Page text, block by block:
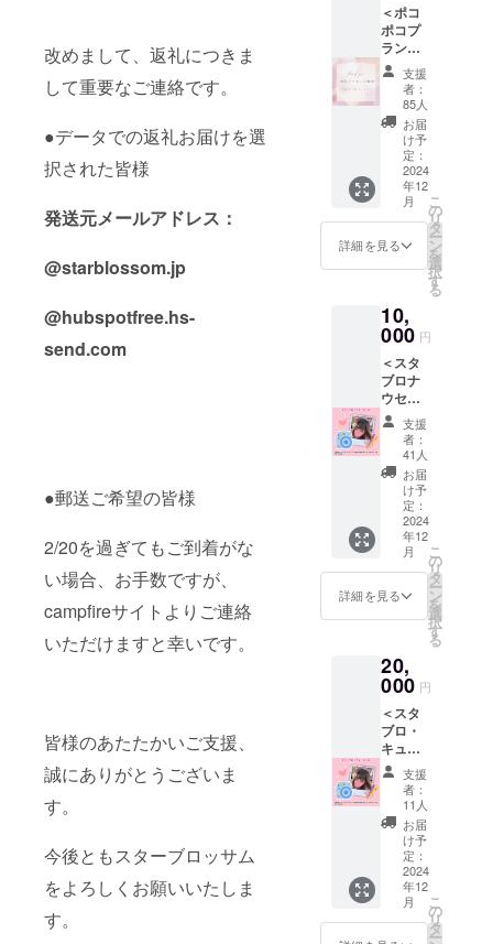
改めまして、返礼につきま
して重要なご連絡です。
●データでの返礼お届けを選
択された皆様
発送元メールアドレス：
@starblossom.jp
@hubspotfree.hs-
send.com
●郵送ご希望の皆様
2/20を過ぎてもご到着がな
い場合、お手数ですが、
campfireサイトよりご連絡
いただけますと幸いです。
皆様のあたたかいご支援、
誠にありがとうございま
す。
今後ともスターブロッサム
をよろしくお願いいたしま
す。
ん。発達障
害当事者が
オープンす
るメイド喫
茶という空
間を提供し
ておりま
す。
発達障害が
ある女性が
きづらさ”を
感じながら
も、ライフ
スタイルや
キャリアの
変化に左右
されずに
チャレンジ
できるよう
体制を整え
ておりま
す。キャス
限も設けて
おりませ
自分を信じ
て何歳でも
「挑戦した
い気持ち」
を大切に
し、諦める
ことなく働
きながら自
己実現がで
＜ポコ
ポコプ
ラン＞
①代
表・副
代表か
らのお
礼メッ
セージ
動画
※SNSア
カウン
トがあ
る方は
【必ず
備考欄
ウント
名】を
書いて
くださ
い。 ※
返礼品
で不要
なもの
がある
場合は
ご連絡
くださ
いま
せ。 な
お、上
記返礼
品でご
プショ
ン欄に
て、
データ
もしく
は郵送
のメ
ニュー
をお選
びくだ
さいま
せ。 ※
ご紹介
させて
いただ
いてお
支援
者：
85人
お届
け予
定：
2024
年12
月
詳細を見る
こ
の
リ
タ
ー
ン
を
選
択
す
る
10,
000 円
＜スタ
ブロナ
ウセッ
ト＞ ①
代表・
副代表
からの
お礼
メッ
セージ
動画 ②
記念ブ
ロマイ
ドデー
タ１種
※SNSア
トがあ
る方は
【必ず
備考欄
にアカ
ウント
名】を
書いて
くださ
い。 ※
返礼品
で不要
なもの
がある
場合は
ご連絡
支援
者：
41人
お届
け予
定：
2024
年12
月
詳細を見る
こ
の
リ
タ
ー
ン
を
選
択
す
る
20,
000 円
＜スタ
ブロ・
キュン
プラン
＞ ①代
表・副
代表か
らのお
礼メッ
セージ
動画 ②
記念ブ
ロマイ
支援
者：
11人
お届
け予
定：
2024
年12
月
こ
の
リ
タ
ー